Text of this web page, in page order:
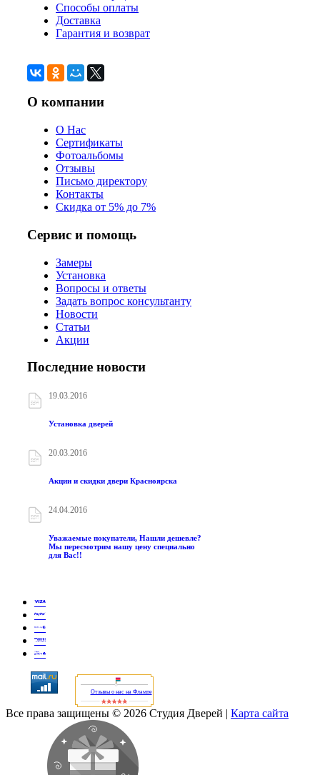
Способы оплаты
Доставка
Гарантия и возврат
О компании
О Нас
Сертификаты
Фотоальбомы
Отзывы
Письмо директору
Контакты
Скидка от 5% до 7%
Сервис и помощь
Замеры
Установка
Вопросы и ответы
Задать вопрос консультанту
Новости
Статьи
Акции
Последние новости
19.03.2016
Установка дверей
20.03.2016
Акции и скидки двери Красноярска
24.04.2016
Уважаемые покупатели, Нашли дешевле?
Мы пересмотрим нашу цену специально
для Вас!!
Отзывы о нас на Флампе
Все права защищены © 2026 Студия Дверей | Карта сайта